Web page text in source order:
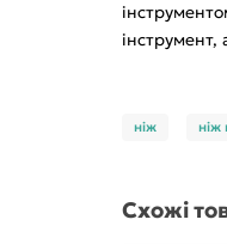
ніж ніж
Схожі